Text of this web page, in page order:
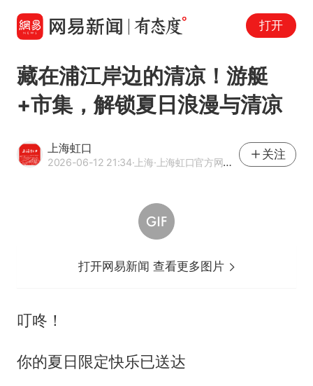
打开
藏在浦江岸边的清凉！游艇
+市集，解锁夏日浪漫与清凉
上海虹口
2026-06-12 21:34·上海·上海虹口官方网易号
关注
打开网易新闻 查看更多图片
叮咚！
你的夏日限定快乐已送达